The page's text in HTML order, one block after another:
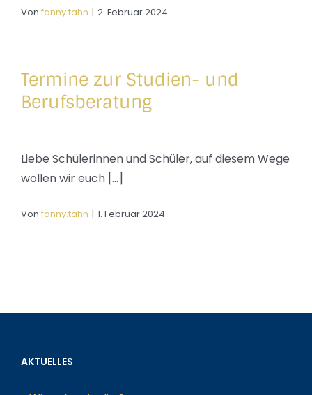
Von fanny.tahn | 2. Februar 2024
Termine zur Studien- und
Berufsberatung
Liebe Schülerinnen und Schüler, auf diesem Wege
wollen wir euch [...]
Von fanny.tahn | 1. Februar 2024
AKTUELLES